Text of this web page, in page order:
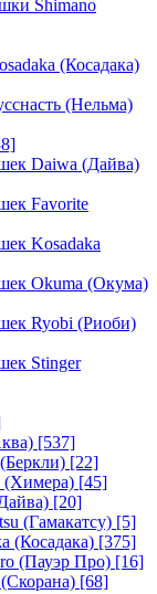
Shimano
(Косадака)
(Нельма)
Daiwa (Дайва)
Favorite
Kosadaka
Okuma (Окума)
Ryobi (Риоби)
Stinger
[537]
[22]
(Химера) [45]
[20]
(Гамакатсу) [5]
(Косадака) [375]
(Пауэр Про) [16]
[68]